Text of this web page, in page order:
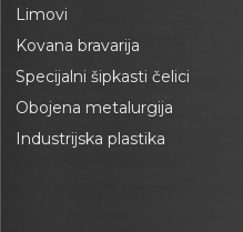
Limovi
Kovana bravarija
Specijalni šipkasti čelici
Obojena metalurgija
Industrijska plastika